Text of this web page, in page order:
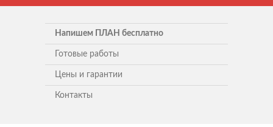
Напишем ПЛАН бесплатно
Готовые работы
Цены и гарантии
Контакты